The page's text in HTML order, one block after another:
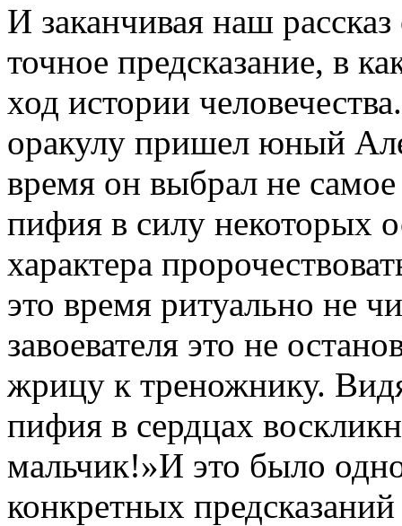
И заканчивая наш
точное предсказание, в
ход истории
оракулу пришел юный
время он выбрал не самое
пифия в силу некоторых
характера
это время ритуально не
завоевателя это не
жрицу к треножнику.
пифия в сердцах
мальчик!»И это было
конкретных